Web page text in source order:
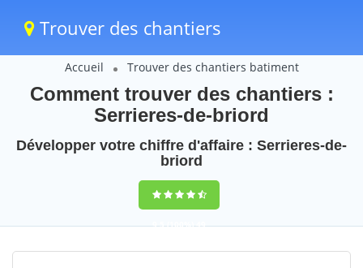
Trouver des chantiers
Accueil Trouver des chantiers batiment
Comment trouver des chantiers :
Serrieres-de-briord
Développer votre chiffre d'affaire : Serrieres-de-
briord
9,5(100%)49
votes